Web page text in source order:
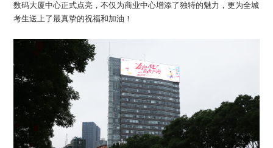
体验中心
加入我们
联系我们
语言版本
EN
数码大厦中心正式点亮，不仅为商业中心增添了独特的魅力，更为全城
考生送上了最真挚的祝福和加油！